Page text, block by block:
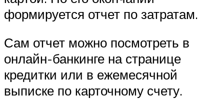
формируется отчет по затратам.
Сам отчет можно посмотреть в
онлайн-банкинге на странице
кредитки или в ежемесячной
выписке по карточному счету.